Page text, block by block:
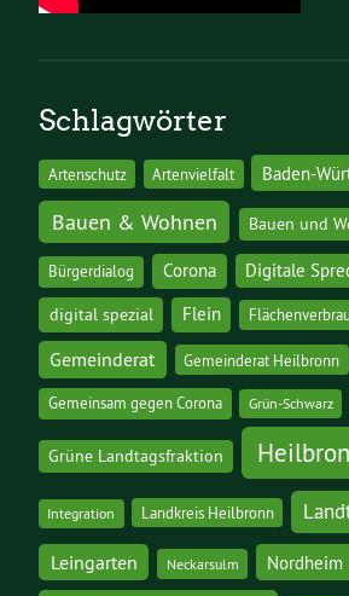
Schlagwörter
Artenschutz Artenvielfalt Baden-
Bauen & Wohnen Bauen und
Bürgerdialog Corona Digitale
digital spezial Flein
Gemeinderat Gemeinderat Heilbronn
Gemeinsam gegen Corona Grün-Schwarz
Grüne Landtagsfraktion
Integration Landkreis Heilbronn
Leingarten Neckarsulm Nordheim